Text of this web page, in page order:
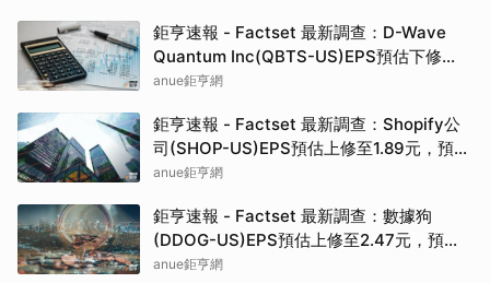
鉅亨速報 - Factset 最新調查：D-Wave
Quantum Inc(QBTS-US)EPS預估下修
至-0.31元，預估目標價為38.50元
anue鉅亨網
鉅亨速報 - Factset 最新調查：Shopify公
司(SHOP-US)EPS預估上修至1.89元，預估
目標價為175.00元
anue鉅亨網
鉅亨速報 - Factset 最新調查：數據狗
(DDOG-US)EPS預估上修至2.47元，預估
目標價為295.00元
anue鉅亨網